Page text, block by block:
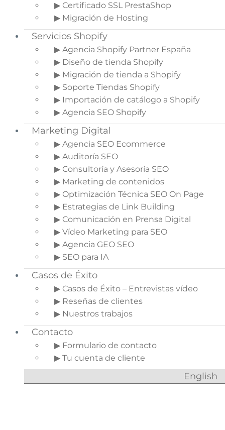
Aunque nos puede sonar raro, o parecer que no
tiene importancia, el sidebar de un blog, es decir,
la barra fija que normalmente colocamos a la
derecha de la web, en el cual podremos
encontrar distintos elementos, como la nube de
etiquetas, entradas relacionadas, entre otros, lo
que llamamos Widgets de Wordpres.
No es por todos conocido, que esta zona tiene o
puede tener una gran importancia desde el
punto de vista comercial, y de esta forma, este
espacio suele estar desaprovechado por multitud
de blog, incluyendo únicamente los elementos
más normales, como pueden ser, los últimos
post, post más leídos, categorías etc…
Indice del artículo
1.
¿Qué es un Sidebar?
2.
Sidebar asociado a
un Blog de un
Ecommerce
3.Ejemplos de sidebar
de blogs en tiendas
online
4.
Consejos para
optimizar el sidebar de
un blog
4.1.Colocar
primero lo más
4.2.Diseño
▶ Certificado SSL PrestaShop
▶ Migración de Hosting
Servicios Shopify
▶ Agencia Shopify Partner España
▶ Diseño de tienda Shopify
▶ Migración de tienda a Shopify
▶ Soporte Tiendas Shopify
▶ Importación de catálogo a Shopify
▶ Agencia SEO Shopify
Marketing Digital
▶ Agencia SEO Ecommerce
▶ Auditoría SEO
▶ Consultoría y Asesoría SEO
▶ Marketing de contenidos
▶ Optimización Técnica SEO On Page
▶ Estrategias de Link Building
▶ Comunicación en Prensa Digital
▶ Vídeo Marketing para SEO
▶ Agencia GEO SEO
▶ SEO para IA
Casos de Éxito
▶ Casos de Éxito – Entrevistas vídeo
▶ Reseñas de clientes
▶ Nuestros trabajos
Contacto
▶ Formulario de contacto
▶ Tu cuenta de cliente
English